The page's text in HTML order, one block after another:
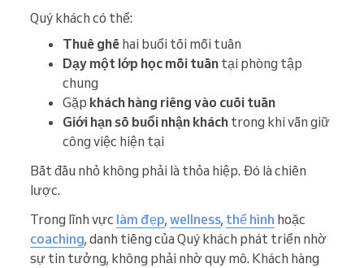
Quý khách có thể:
Thuê ghế hai buổi tối mỗi tuần
Dạy một lớp học mỗi tuần tại phòng tập
chung
Gặp khách hàng riêng vào cuối tuần
Giới hạn số buổi nhận khách trong khi vẫn giữ
công việc hiện tại
Bắt đầu nhỏ không phải là thỏa hiệp. Đó là chiến
lược.
Trong lĩnh vực làm đẹp, wellness, thể hình hoặc
coaching, danh tiếng của Quý khách phát triển nhờ
sự tin tưởng, không phải nhờ quy mô. Khách hàng